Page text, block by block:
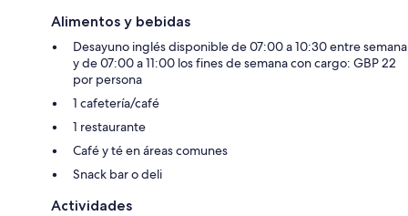
Alimentos y bebidas
Desayuno inglés disponible de 07:00 a 10:30 entre semana
y de 07:00 a 11:00 los fines de semana con cargo: GBP 22
por persona
1 cafetería/café
1 restaurante
Café y té en áreas comunes
Snack bar o deli
Actividades